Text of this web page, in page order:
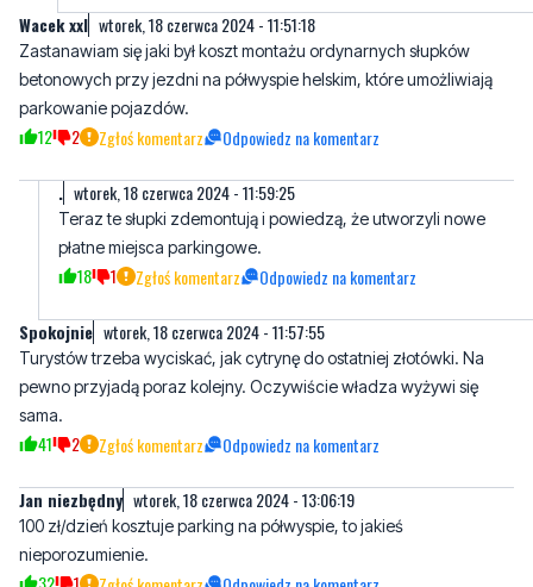
Wacek xxl wtorek, 18 czerwca 2024 - 11:51:18
Zastanawiam się jaki był koszt montażu ordynarnych słupków
betonowych przy jezdni na półwyspie helskim, które umożliwiają
parkowanie pojazdów.
12 2 Zgłoś komentarz Odpowiedz na komentarz
. wtorek, 18 czerwca 2024 - 11:59:25
Teraz te słupki zdemontują i powiedzą, że utworzyli nowe
płatne miejsca parkingowe.
18 1 Zgłoś komentarz Odpowiedz na komentarz
Spokojnie wtorek, 18 czerwca 2024 - 11:57:55
Turystów trzeba wyciskać, jak cytrynę do ostatniej złotówki. Na
pewno przyjadą poraz kolejny. Oczywiście władza wyżywi się
sama.
41 2 Zgłoś komentarz Odpowiedz na komentarz
Jan niezbędny wtorek, 18 czerwca 2024 - 13:06:19
100 zł/dzień kosztuje parking na półwyspie, to jakieś
nieporozumienie.